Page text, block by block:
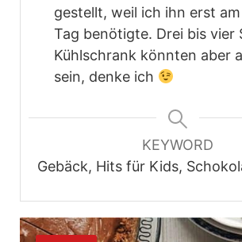
gestellt, weil ich ihn erst
Tag benötigte. Drei bis vier
Kühlschrank könnten aber
sein, denke ich
KEYWORD
Gebäck, Hits für Kids,